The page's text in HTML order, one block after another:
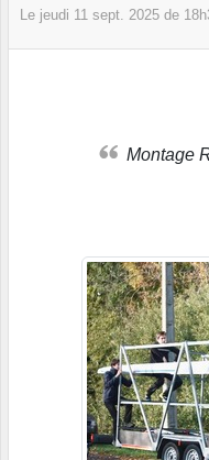
Le jeudi 11 sept. 2025 de